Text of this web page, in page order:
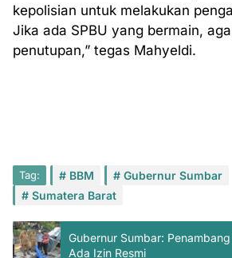
kepolisian untuk melakukan
Jika ada SPBU yang bermain,
penutupan,” tegas Mahyeldi.
Tag: BBM
Gubernur Sumbar
Sumatera Barat
Gubernur Sumbar:
Ada Izin Resmi